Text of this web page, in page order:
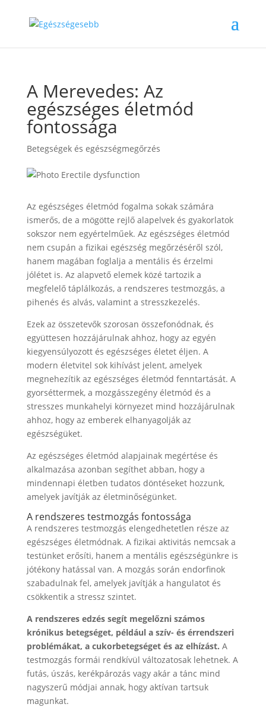
A Merevedes: Az
egészséges életmód
fontossága
Betegségek és egészségmegőrzés
Az egészséges életmód fogalma sokak számára
ismerős, de a mögötte rejlő alapelvek és gyakorlatok
sokszor nem egyértelműek. Az egészséges életmód
nem csupán a fizikai egészség megőrzéséről szól,
hanem magában foglalja a mentális és érzelmi
jólétet is. Az alapvető elemek közé tartozik a
megfelelő táplálkozás, a rendszeres testmozgás, a
pihenés és alvás, valamint a stresszkezelés.
Ezek az összetevők szorosan összefonódnak, és
együttesen hozzájárulnak ahhoz, hogy az egyén
kiegyensúlyozott és egészséges életet éljen. A
modern életvitel sok kihívást jelent, amelyek
megnehezítik az egészséges életmód fenntartását. A
gyorséttermek, a mozgásszegény életmód és a
stresszes munkahelyi környezet mind hozzájárulnak
ahhoz, hogy az emberek elhanyagolják az
egészségüket.
Az egészséges életmód alapjainak megértése és
alkalmazása azonban segíthet abban, hogy a
mindennapi életben tudatos döntéseket hozzunk,
amelyek javítják az életminőségünket.
A rendszeres testmozgás fontossága
A rendszeres testmozgás elengedhetetlen része az
egészséges életmódnak. A fizikai aktivitás nemcsak a
testünket erősíti, hanem a mentális egészségünkre is
jótékony hatással van. A mozgás során endorfinok
szabadulnak fel, amelyek javítják a hangulatot és
csökkentik a stressz szintet.
A rendszeres edzés segít megelőzni számos
krónikus betegséget, például a szív- és érrendszeri
problémákat, a cukorbetegséget és az elhízást. A
testmozgás formái rendkívül változatosak lehetnek. A
futás, úszás, kerékpározás vagy akár a tánc mind
nagyszerű módjai annak, hogy aktívan tartsuk
magunkat.